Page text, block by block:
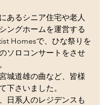
あるシニア住宅や老人
ングホームを運営する
Homesで、ひな祭りを
ソロコンサートをさせ
城道雄の曲など、皆様
下さいました。
日系人のレジデンスも